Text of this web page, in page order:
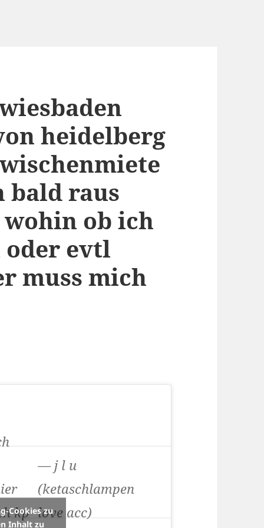
heidelberg
bald raus
ob ich
evtl
muss mich
kp
— j l u
(ketaschlampen
love acc)
Cookies zu
Inhalt zu